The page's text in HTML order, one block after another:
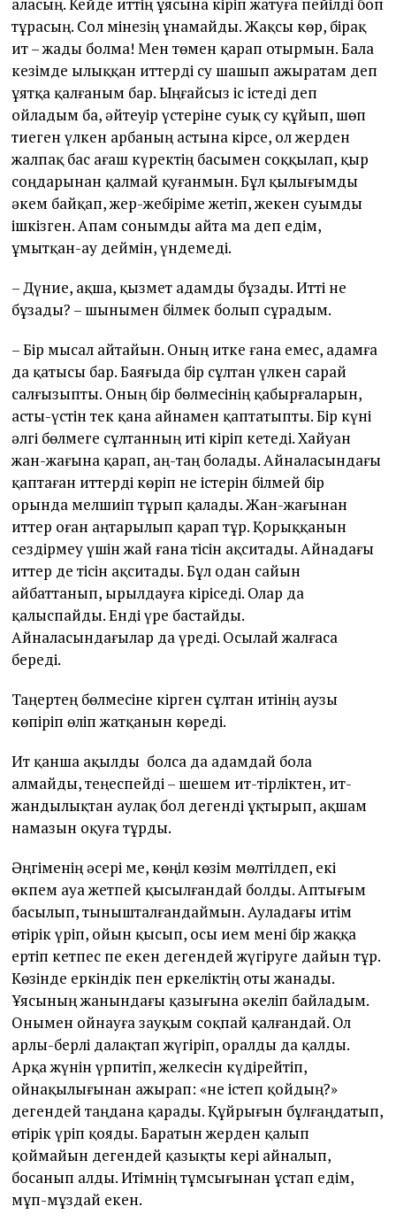
тұрасың. Сол мінезің ұнамайды. Жақсы көр, бірақ
ит – жады болма! Мен төмен қарап отырмын. Бала
кезімде ылыққан иттерді су шашып ажыратам деп
ұятқа қалғаным бар. Ыңғайсыз іс істеді деп
ойладым ба, әйтеуір үстеріне суық су құйып, шөп
тиеген үлкен арбаның астына кірсе, ол жерден
жалпақ бас ағаш күректің басымен соққылап, қыр
соңдарынан қалмай қуғанмын. Бұл қылығымды
әкем байқап, жер-жебіріме жетіп, жекен суымды
ішкізген. Апам сонымды айта ма деп едім,
ұмытқан-ау деймін, үндемеді.
– Дүние, ақша, қызмет адамды бұзады. Итті не
бұзады? – шынымен білмек болып сұрадым.
– Бір мысал айтайын. Оның итке ғана емес, адамға
да қатысы бар. Баяғыда бір сұлтан үлкен сарай
салғызыпты. Оның бір бөлмесінің қабырғаларын,
асты-үстін тек қана айнамен қаптатыпты. Бір күні
әлгі бөлмеге сұлтанның иті кіріп кетеді. Хайуан
жан-жағына қарап, аң-таң болады. Айналасындағы
қаптаған иттерді көріп не істерін білмей бір
орында мелшиіп тұрып қалады. Жан-жағынан
иттер оған аңтарылып қарап тұр. Қорыққанын
сездірмеу үшін жай ғана тісін ақситады. Айнадағы
иттер де тісін ақситады. Бұл одан сайын
айбаттанып, ырылдауға кіріседі. Олар да
қалыспайды. Енді үре бастайды.
Айналасындағылар да үреді. Осылай жалғаса
береді.
Таңертең бөлмесіне кірген сұлтан итінің аузы
көпіріп өліп жатқанын көреді.
Ит қанша ақылды болса да адамдай бола
алмайды, теңеспейді – шешем ит-тірліктен, ит-
жандылықтан аулақ бол дегенді ұқтырып, ақшам
намазын оқуға тұрды.
Әңгіменің әсері ме, көңіл көзім мөлтілдеп, екі
өкпем ауа жетпей қысылғандай болды. Аптығым
басылып, тынышталғандаймын. Ауладағы итім
өтірік үріп, ойын қысып, осы ием мені бір жаққа
ертіп кетпес пе екен дегендей жүгіруге дайын тұр.
Көзінде еркіндік пен еркеліктің оты жанады.
Ұясының жанындағы қазығына әкеліп байладым.
Онымен ойнауға зауқым соқпай қалғандай. Ол
арлы-берлі далақтап жүгіріп, оралды да қалды.
Арқа жүнін үрпитіп, желкесін күдірейтіп,
ойнақылығынан ажырап: «не істеп қойдың?»
дегендей таңдана қарады. Құйрығын бұлғаңдатып,
өтірік үріп қояды. Баратын жерден қалып
қоймайын дегендей қазықты кері айналып,
босанып алды. Итімнің тұмсығынан ұстап едім,
мұп-мұздай екен.